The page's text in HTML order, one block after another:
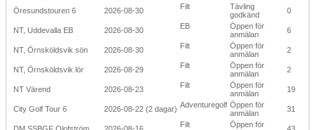
Öresundstouren 6
2026-08-30 Filt
Tävling
godkänd
0
NT, Uddevalla EB 2026-08-30 EB
Öppen för
anmälan
6
NT, Örnsköldsvik sön 2026-08-30 Filt
Öppen för
anmälan
2
NT, Örnsköldsvik lör 2026-08-29 Filt
Öppen för
anmälan
2
NT Värend 2026-08-23 Filt
Öppen för
anmälan
19
City Golf Tour 6 2026-08-22 (2 dagar) Adventuregolf Öppen för
anmälan
31
Filt
Öppen för